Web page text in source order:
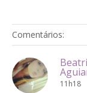
Comentários:
11h18